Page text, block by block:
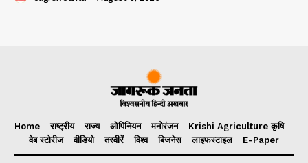
Home राष्ट्रीय राज्य ओपिनियन मनोरंजन
Krishi Agriculture कृषि
वेब स्टोरीज
वीडियो तस्वीरें विश्व बिजनेस लाइफस्टाइल E-Paper